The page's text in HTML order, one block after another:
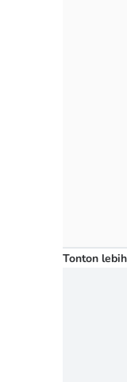
Tonton